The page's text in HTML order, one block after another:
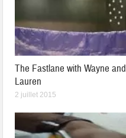
The Fastlane with Wayne and
Lauren
2 juillet 2015